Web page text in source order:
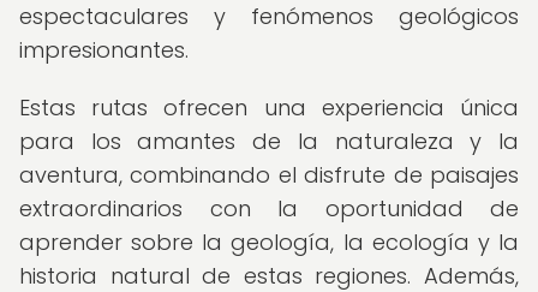
espectaculares y fenómenos geológicos
impresionantes.
Estas rutas ofrecen una experiencia única
para los amantes de la naturaleza y la
aventura, combinando el disfrute de paisajes
extraordinarios con la oportunidad de
aprender sobre la geología, la ecología y la
historia natural de estas regiones. Además,